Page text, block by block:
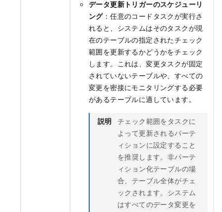
データ更新トリガーのスケジューリ
ング：任意のコードタスクが実行さ
れると、システムはそのタスクが現
在のテーブルの指定されたチェック
範囲を更新するかどうかをチェック
します。これは、変更タスクが固定
されていないテーブルや、すべての
変更を密接にモニタリングする必要
があるテーブルに適しています。
説明 チェック範囲をタスクに
よって更新されるパーテ
ィションに設定すること
を推奨します。非パーテ
ィション化テーブルの場
合、テーブル全体がチェ
ックされます。システム
はすべてのデータ変更を